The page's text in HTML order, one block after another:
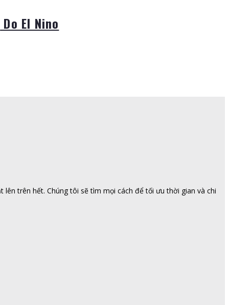
El Nino
trên hết. Chúng tôi sẽ tìm mọi cách để tối ưu thời gian và chi